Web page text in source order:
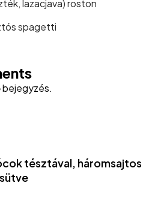
lazacjava) roston
spagetti
tésztával, háromsajtos